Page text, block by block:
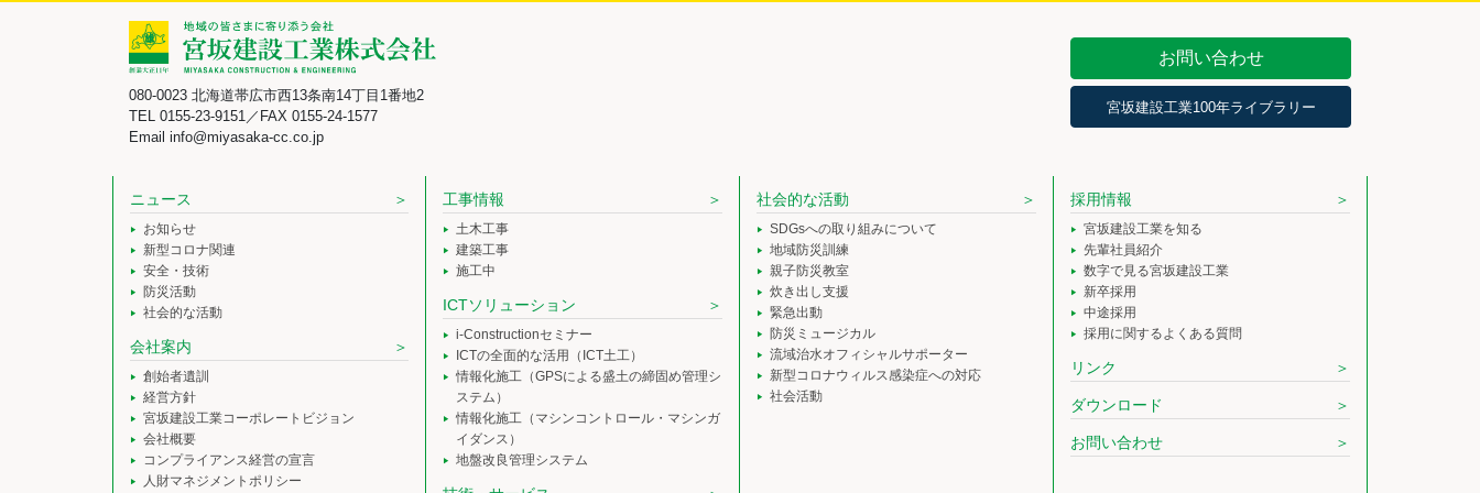
080-0023 北海道帯広市西13条南14丁目1番地2
TEL 0155-23-9151／FAX 0155-24-1577
Email info@miyasaka-cc.co.jp
お問い合わせ
宮坂建設工業100年ライブラリー
ニュース
お知らせ
新型コロナ関連
安全・技術
防災活動
社会的な活動
会社案内
創始者遺訓
経営方針
宮坂建設工業コーポレートビジョン
会社概要
コンプライアンス経営の宣言
人財マネジメントポリシー
工事情報
土木工事
建築工事
施工中
ICTソリューション
i-Constructionセミナー
ICTの全面的な活用（ICT土工）
情報化施工（GPSによる盛土の締固め管理シ
ステム）
情報化施工（マシンコントロール・マシンガ
イダンス）
地盤改良管理システム
社会的な活動
SDGsへの取り組みについて
地域防災訓練
親子防災教室
炊き出し支援
緊急出動
防災ミュージカル
流域治水オフィシャルサポーター
新型コロナウィルス感染症への対応
社会活動
採用情報
宮坂建設工業を知る
先輩社員紹介
数字で見る宮坂建設工業
新卒採用
中途採用
採用に関するよくある質問
リンク
ダウンロード
お問い合わせ